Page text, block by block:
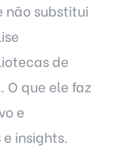
não substitui
de
O que ele faz
e
insights.